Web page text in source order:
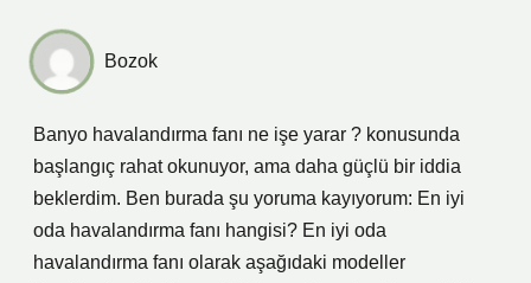
Bozok
Banyo havalandırma fanı ne işe yarar ? konusunda
başlangıç rahat okunuyor, ama daha güçlü bir iddia
beklerdim. Ben burada şu yoruma kayıyorum: En iyi
oda havalandırma fanı hangisi? En iyi oda
havalandırma fanı olarak aşağıdaki modeller